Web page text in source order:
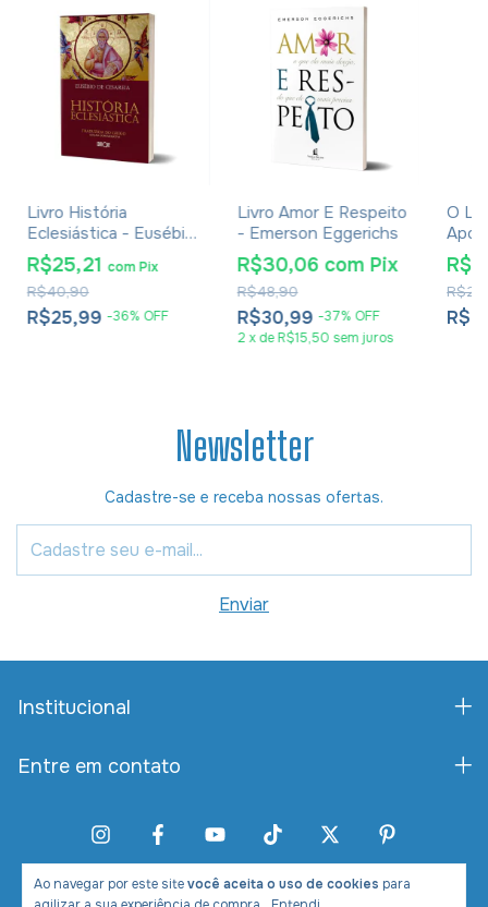
Ao navegar por este sitevocê aceita o uso de cookies para
Livro História
Eclesiástica - Eusébio
De Cesareia
R$25,99 -36% OFF
R$40,90
R$25,21 com Pix
Livro Amor E Respeito
- Emerson Eggerichs
R$30,99 -37% OFF
R$48,90
R$30,06 com Pix
2 xdeR$15,50 sem juros
O
Newsletter
Cadastre-se e receba nossas ofertas.
Institucional
Entre em contato